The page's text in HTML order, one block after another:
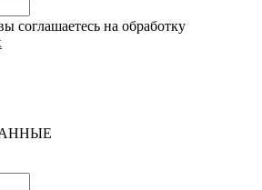
соглашаетесь на обработку